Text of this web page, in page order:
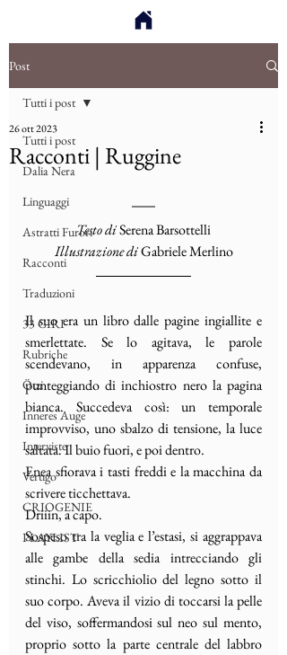
Post
Tutti i post
Dalia Nera
Linguaggi
Astratti Furori
Racconti
Traduzioni
33 GIRI
Rubriche
Ötzi
Inneres Auge
Interviste
Vertigo
CRIOGENIE
PLAYLIST
Tutti i post
Racconti | Ruggine
26 ott 2023
Testo di Serena Barsottelli
Illustrazione di Gabriele Merlino
Il suo era un libro dalle pagine ingiallite e
smerlettate. Se lo agitava, le parole
scendevano, in apparenza confuse,
punteggiando di inchiostro nero la pagina
bianca. Succedeva così: un temporale
improvviso, uno sbalzo di tensione, la luce
saltata. Il buio fuori, e poi dentro.
Enea sfiorava i tasti freddi e la macchina da
scrivere ticchettava.
Driiin, a capo.
Sospeso tra la veglia e l’estasi, si aggrappava
alle gambe della sedia intrecciando gli
stinchi. Lo scricchiolio del legno sotto il
suo corpo. Aveva il vizio di toccarsi la pelle
del viso, soffermandosi sul neo sul mento,
proprio sotto la parte centrale del labbro